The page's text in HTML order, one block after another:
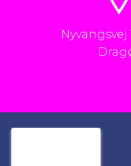
Nyvangsvej